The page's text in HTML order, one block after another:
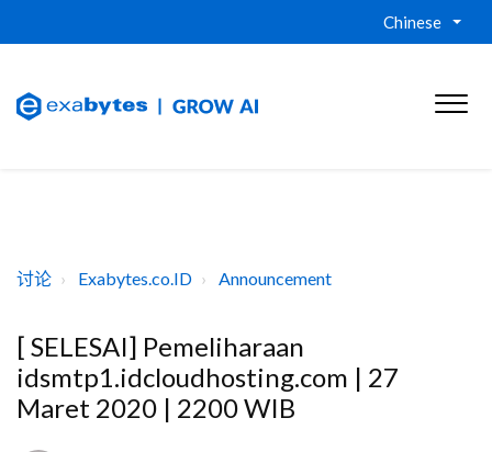
Chinese
讨论 Exabytes.co.ID Announcement
[ SELESAI] Pemeliharaan
idsmtp1.idcloudhosting.com | 27
Maret 2020 | 2200 WIB